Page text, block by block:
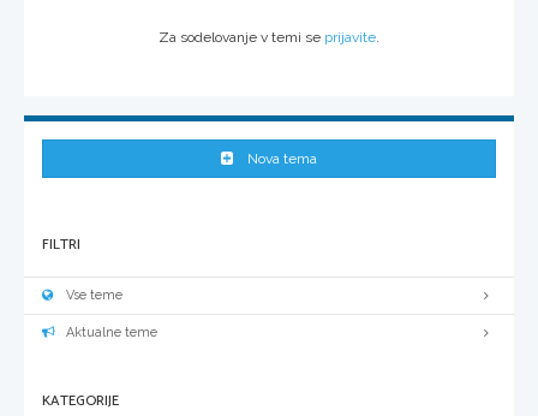
Za sodelovanje v temi se prijavite
Nova tema
FILTRI
Vse teme
Aktualne teme
KATEGORIJE